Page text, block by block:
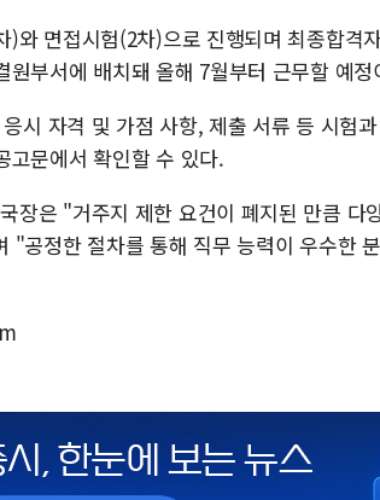
)와 면접시험(2차)으로 진행되며 최종합격
원부서에 배치돼 올해 7월부터 근무할 예정
시 자격 및 가점 사항, 제출 서류 등 시험
문에서 확인할 수 있다.
장은 "거주지 제한 요건이 폐지된 만큼 다
"공정한 절차를 통해 직무 능력이 우수한